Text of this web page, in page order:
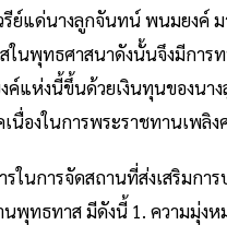
รีย์แด่นางลูกจันทน์ พนมยงค์
สในพุทธศาสนาดังนั้นจึงมีการ
ค์แห่งนี้ขึ้นด้วยเงินทุนของนา
เนื่องในการพระราชทานเพลิ
รในการจัดสถานที่ส่งเสริมกา
นพุทธทาส มีดังนี้ 1. ความมุ่งห